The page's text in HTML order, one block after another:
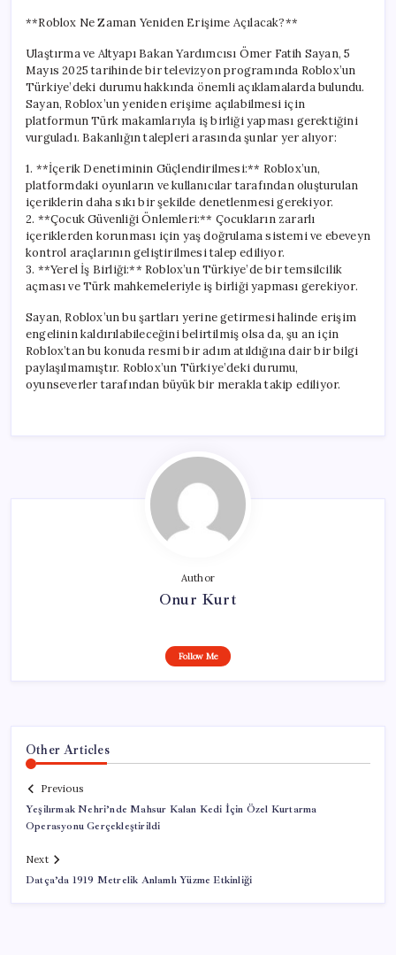
**Roblox Ne Zaman Yeniden Erişime Açılacak?**
Ulaştırma ve Altyapı Bakan Yardımcısı Ömer Fatih Sayan, 5
Mayıs 2025 tarihinde bir televizyon programında Roblox’un
Türkiye’deki durumu hakkında önemli açıklamalarda bulundu.
Sayan, Roblox’un yeniden erişime açılabilmesi için
platformun Türk makamlarıyla iş birliği yapması gerektiğini
vurguladı. Bakanlığın talepleri arasında şunlar yer alıyor:
1. **İçerik Denetiminin Güçlendirilmesi:** Roblox’un,
platformdaki oyunların ve kullanıcılar tarafından oluşturulan
içeriklerin daha sıkı bir şekilde denetlenmesi gerekiyor.
2. **Çocuk Güvenliği Önlemleri:** Çocukların zararlı
içeriklerden korunması için yaş doğrulama sistemi ve ebeveyn
kontrol araçlarının geliştirilmesi talep ediliyor.
3. **Yerel İş Birliği:** Roblox’un Türkiye’de bir temsilcilik
açması ve Türk mahkemeleriyle iş birliği yapması gerekiyor.
Sayan, Roblox’un bu şartları yerine getirmesi halinde erişim
engelinin kaldırılabileceğini belirtilmiş olsa da, şu an için
Roblox’tan bu konuda resmi bir adım atıldığına dair bir bilgi
paylaşılmamıştır. Roblox’un Türkiye’deki durumu,
oyunseverler tarafından büyük bir merakla takip ediliyor.
Author
Onur Kurt
Follow Me
Other Articles
Previous
Yeşilırmak Nehri’nde Mahsur Kalan Kedi İçin Özel Kurtarma
Operasyonu Gerçekleştirildi
Next
Datça’da 1919 Metrelik Anlamlı Yüzme Etkinliği